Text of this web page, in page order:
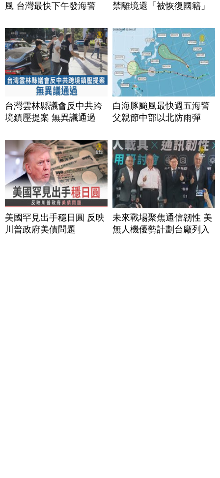
風 台灣最快下午發海警
禁離境還「被恢復國籍」
台灣雲林縣議會反中共跨
境鎮壓提案 無異議通過
白海豚颱風最快週五海警
父親節中部以北防雨彈
美國罕見出手穩日圓 反映
川普政府美債問題
未來戰場聚焦通信韌性 美
無人機優勢計劃台廠列入